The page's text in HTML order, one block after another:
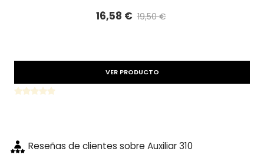
16,58 € 19,50 €
VER PRODUCTO
Reseñas de clientes sobre Auxiliar 310